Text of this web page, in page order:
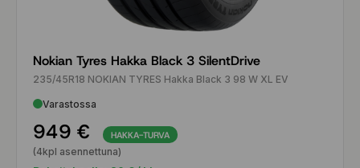
Nokian Tyres Hakka Black 3 SilentDrive
235/45R18 NOKIAN TYRES Hakka Black 3 98 W XL EV
Varastossa
949 € HAKKA-TURVA
(4kpl asennettuna)